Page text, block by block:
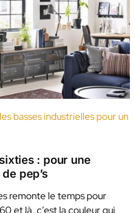
basses industrielles pour un
: pour une
pep’s
remonte le temps pour
et là, c’est la couleur qui